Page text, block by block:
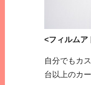
<フィルムア
自分でもカ
台以上のカ